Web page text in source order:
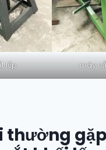
lốp máy
thường